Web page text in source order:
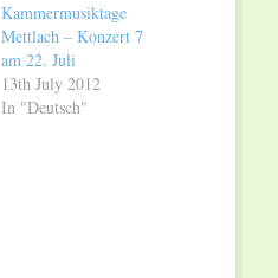
Kammermusiktage
Mettlach – Konzert 7
am 22. Juli
13th July 2012
In "Deutsch"